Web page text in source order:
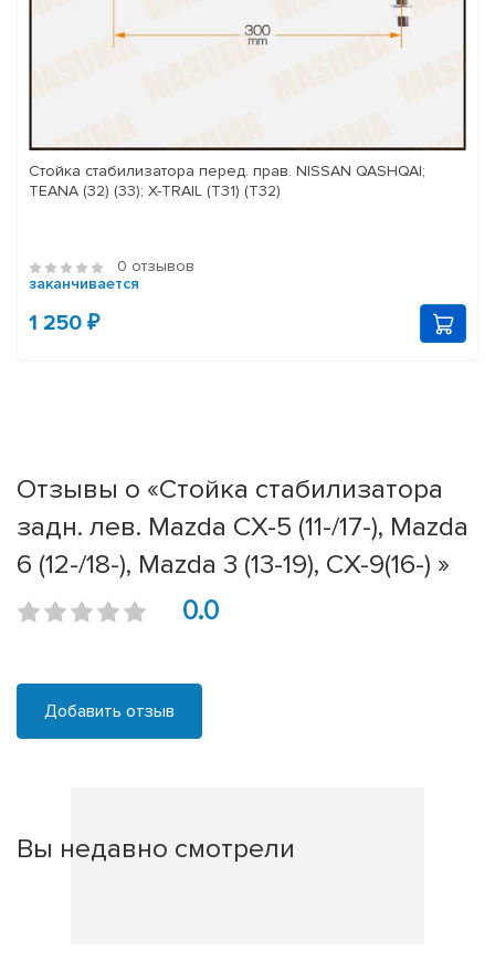
Стойка стабилизатора перед. прав. NISSAN QASHQAI;
TEANA (32) (33); X-TRAIL (T31) (T32)
0 отзывов
заканчивается
1 250 ₽
Отзывы о «Стойка стабилизатора
задн. лев. Mazda CX-5 (11-/17-), Mazda
6 (12-/18-), Mazda 3 (13-19), CX-9(16-) »
0.0
Добавить отзыв
Вы недавно смотрели